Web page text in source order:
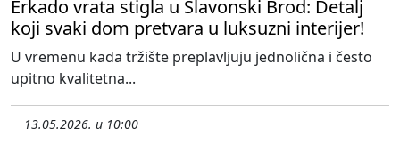
Erkado vrata stigla u Slavonski Brod: Detalj
koji svaki dom pretvara u luksuzni interijer!
U vremenu kada tržište preplavljuju jednolična i često
upitno kvalitetna...
13.05.2026. u 10:00